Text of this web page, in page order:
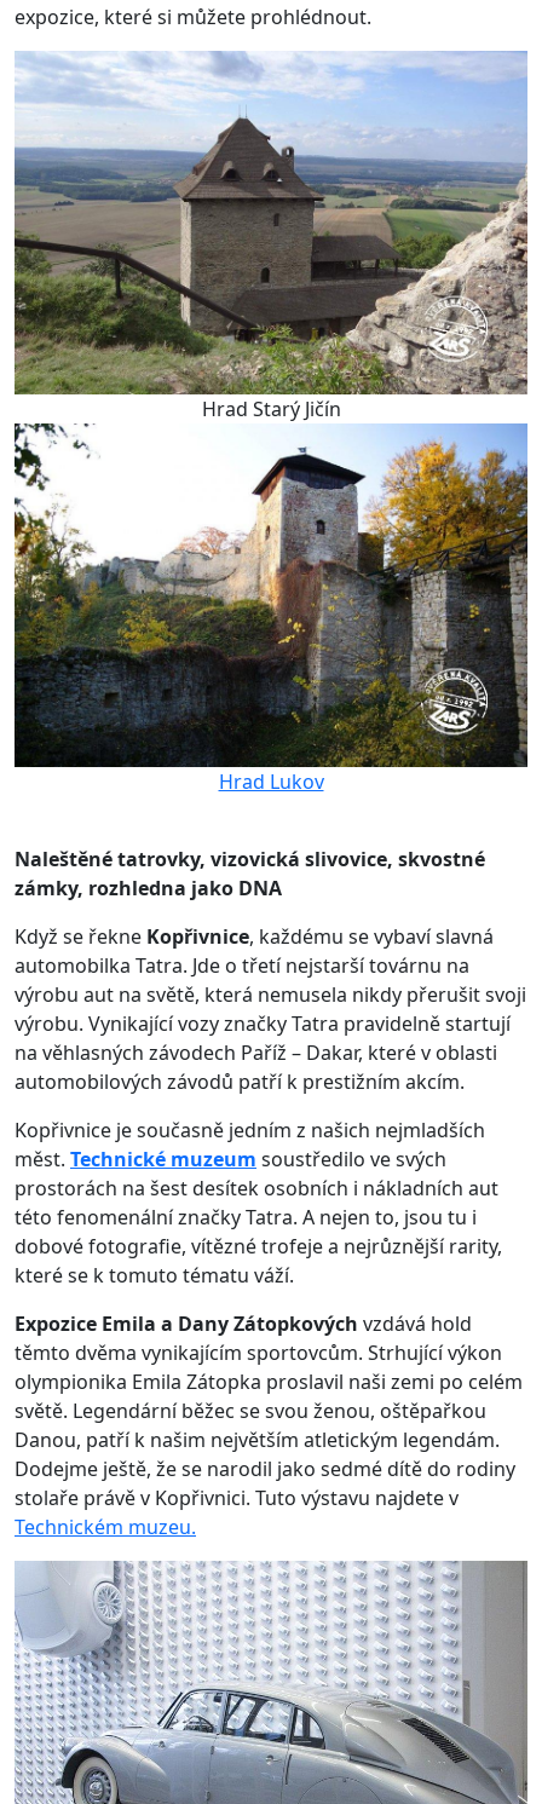
expozice, které si můžete prohlédnout.
Hrad Starý Jičín
Hrad Lukov
Naleštěné tatrovky, vizovická slivovice, skvostné
zámky, rozhledna jako DNA
Když se řekne Kopřivnice, každému se vybaví slavná
automobilka Tatra. Jde o třetí nejstarší továrnu na
výrobu aut na světě, která nemusela nikdy přerušit svoji
výrobu. Vynikající vozy značky Tatra pravidelně startují
na věhlasných závodech Paříž – Dakar, které v oblasti
automobilových závodů patří k prestižním akcím.
Kopřivnice je současně jedním z našich nejmladších
měst. Technické muzeum soustředilo ve svých
prostorách na šest desítek osobních i nákladních aut
této fenomenální značky Tatra. A nejen to, jsou tu i
dobové fotografie, vítězné trofeje a nejrůznější rarity,
které se k tomuto tématu váží.
Expozice Emila a Dany Zátopkových vzdává hold
těmto dvěma vynikajícím sportovcům. Strhující výkon
olympionika Emila Zátopka proslavil naši zemi po celém
světě. Legendární běžec se svou ženou, oštěpařkou
Danou, patří k našim největším atletickým legendám.
Dodejme ještě, že se narodil jako sedmé dítě do rodiny
stolaře právě v Kopřivnici. Tuto výstavu najdete v
Technickém muzeu.